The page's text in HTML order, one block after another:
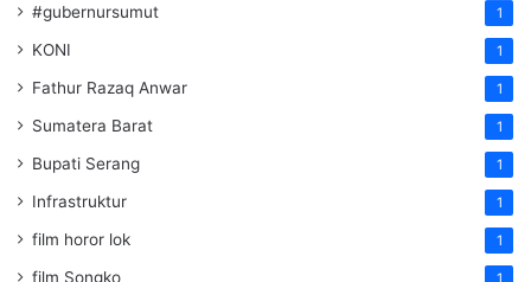
#gubernursumut 1
KONI 1
Fathur Razaq Anwar 1
Sumatera Barat 1
Bupati Serang 1
Infrastruktur 1
film horor lok 1
film Songko 1